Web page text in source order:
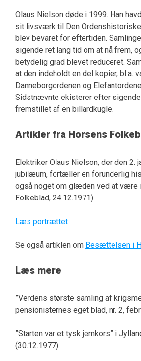
Olaus Nielson døde i 1999. Han
sit livsværk til Den Ordenshistoriske
blev bevaret for eftertiden.
sigende ret lang tid om at nå frem,
betydelig grad blevet reduceret.
at den indeholdt en del kopier, bl.a.
Danneborgordenen og
Sidstnævnte ekisterer efter
fremstillet af en billardkugle.
Artikler fra Horsens
Elektriker Olaus Nielson, der den 2.
jubilæum, fortæller en forunderlig
også noget om glæden ved at være
Folkeblad, 24.12.1971)
Læs portrættet
Se også artiklen om Besættelsen i
Læs mere
”Verdens største samling af
pensionisternes eget blad, nr. 2,
”Starten var et tysk jernkors” i
(30.12.1977)